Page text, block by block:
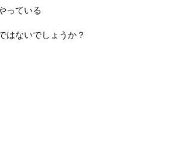
っている
はないでしょうか？